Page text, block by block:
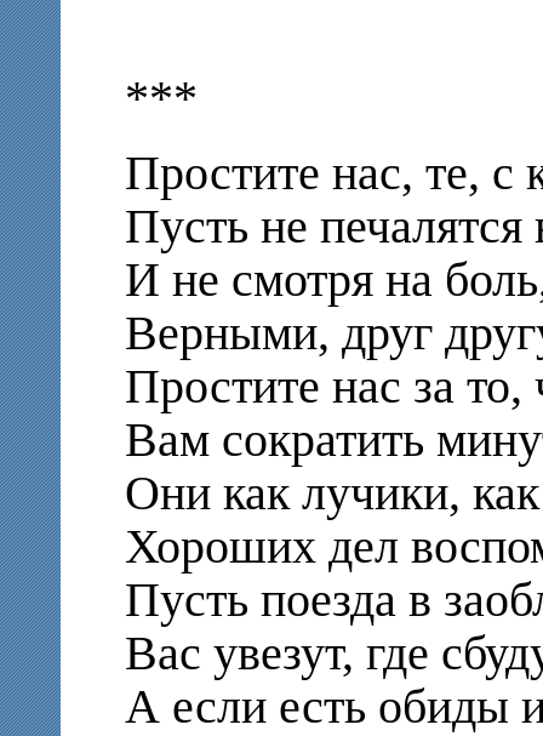
***
Простите нас, те,
Пусть не печалятся
И не смотря на
Верными, друг
Простите нас за то,
Вам сократить
Они как лучики,
Хороших дел
Пусть поезда в
Вас увезут, где
А если есть обиды